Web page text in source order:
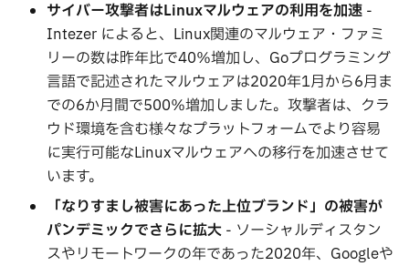
サイバー攻撃者はLinuxマルウェアの利用を加速 -
Intezer によると、Linux関連のマルウェア・ファミ
リーの数は昨年比で40％増加し、Goプログラミング
言語で記述されたマルウェアは2020年1月から6月ま
での6か月間で500％増加しました。攻撃者は、クラ
ウド環境を含む様々なプラットフォームでより容易
に実行可能なLinuxマルウェアへの移行を加速させて
います。
「なりすまし被害にあった上位ブランド」の被害が
パンデミックでさらに拡大 - ソーシャルディスタン
スやリモートワークの年であった2020年、Googleや